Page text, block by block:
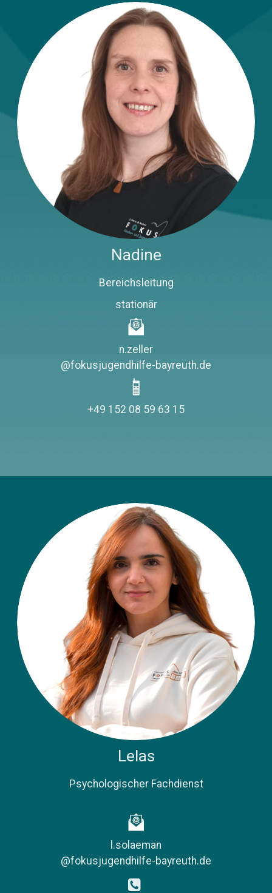
Nadine
Bereichsleitung
stationär
n.zeller
@fokusjugendhilfe-bayreuth.de
+49 152 08 59 63 15
Lelas
Psychologischer Fachdienst
l.solaeman
@fokusjugendhilfe-bayreuth.de